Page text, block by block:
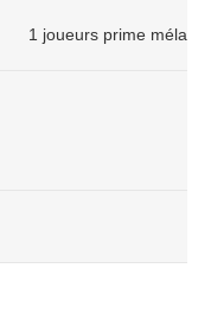
1 joueurs prime